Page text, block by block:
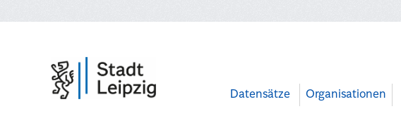
Datensätze Organisationen